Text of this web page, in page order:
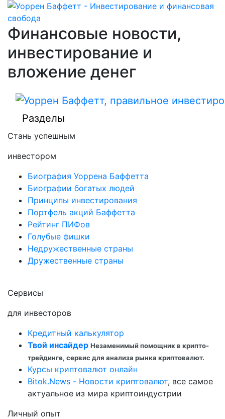
Финансовые новости,
инвестирование и
вложение денег
Разделы
Стань успешным
инвестором
Биография Уоррена Баффетта
Биографии богатых людей
Принципы инвестирования
Портфель акций Баффетта
Рейтинг ПИФов
Голубые фишки
Недружественные страны
Дружественные страны
Сервисы
для инвесторов
Кредитный калькулятор
Твой инсайдер Незаменимый помощник в крипто-
трейдинге, сервис для анализа рынка криптовалют.
Курсы криптовалют онлайн
Bitok.News - Новости криптовалют, все самое
актуальное из мира криптоиндустрии
Личный опыт